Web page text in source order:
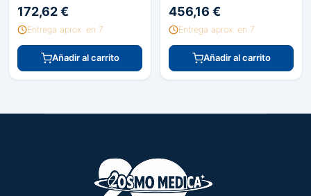
172,62 €
Entrega aprox. en 7
Añadir al carrito
456,16 €
Entrega aprox. en 7
Añadir al carrito